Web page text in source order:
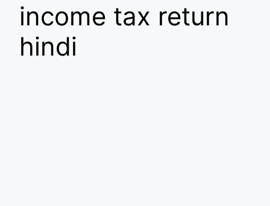
income tax return
hindi